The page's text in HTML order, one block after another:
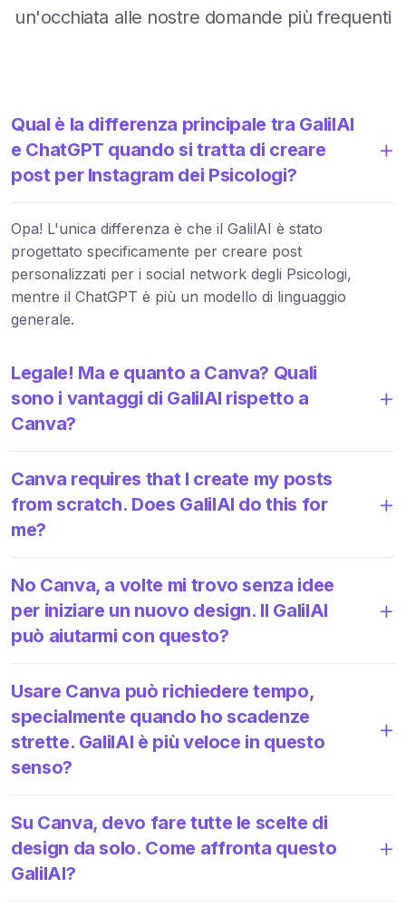
un'occhiata alle nostre domande più frequenti
Qual è la differenza principale tra GalilAI
e ChatGPT quando si tratta di creare
post per Instagram dei Psicologi?
Opa! L'unica differenza è che il GalilAI è stato
progettato specificamente per creare post
personalizzati per i social network degli Psicologi,
mentre il ChatGPT è più un modello di linguaggio
generale.
Legale! Ma e quanto a Canva? Quali
sono i vantaggi di GalilAI rispetto a
Canva?
Canva requires that I create my posts
from scratch. Does GalilAI do this for
me?
No Canva, a volte mi trovo senza idee
per iniziare un nuovo design. Il GalilAI
può aiutarmi con questo?
Usare Canva può richiedere tempo,
specialmente quando ho scadenze
strette. GalilAI è più veloce in questo
senso?
Su Canva, devo fare tutte le scelte di
design da solo. Come affronta questo
GalilAI?